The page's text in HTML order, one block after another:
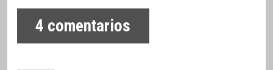
4 comentarios